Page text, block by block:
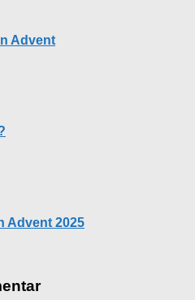
Advent
Advent 2025